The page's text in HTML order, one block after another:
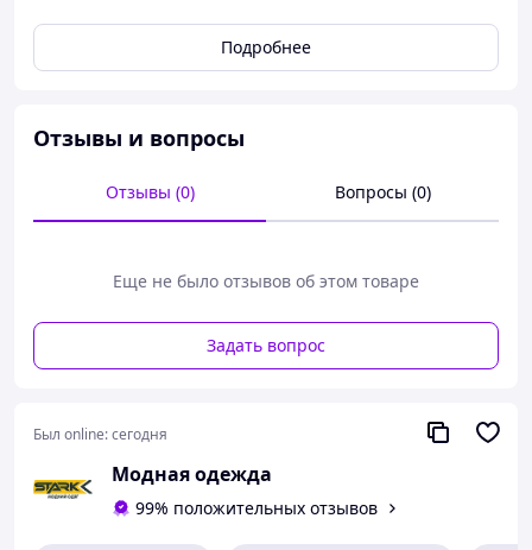
оттенок.
Фирменные логотипыStussyна поясе и кармане
повседневного стиля.
✔ Цвет: тёмно-серый фуме
✔ Дизайн: фирменные нашивки Stussy, без
Подробнее
Отзывы и вопросы
Отзывы (0) Вопросы (0)
Еще не было отзывов об этом товаре
Задать вопрос
Был online:сегодня
Модная одежда
99% положительных отзывов